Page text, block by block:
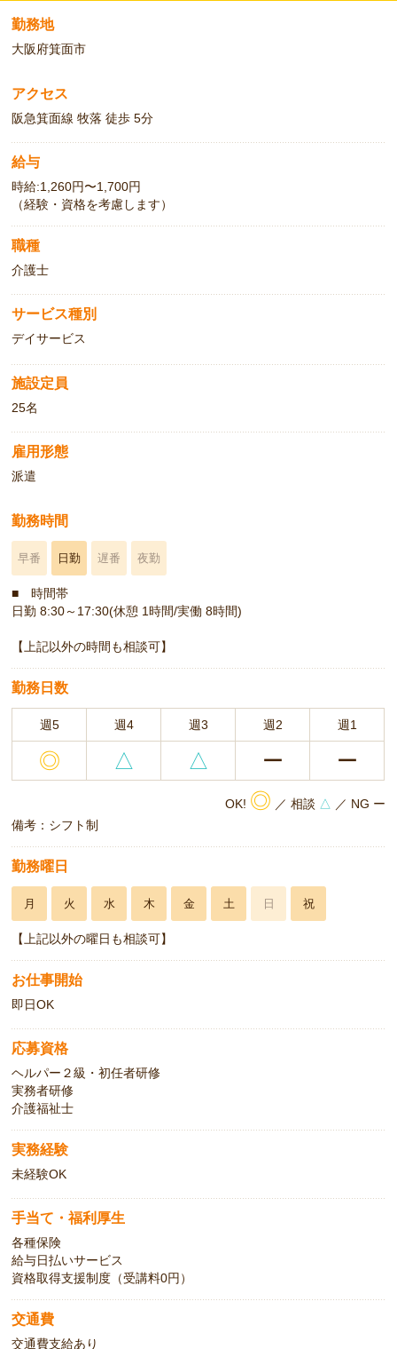
勤務地
大阪府箕面市
アクセス
阪急箕面線 牧落 徒歩 5分
給与
時給:1,260円〜1,700円
（経験・資格を考慮します）
職種
介護士
サービス種別
デイサービス
施設定員
25名
雇用形態
派遣
勤務時間
早番 日勤 遅番 夜勤
■ 時間帯
日勤 8:30～17:30(休憩 1時間/実働 8時間)
【上記以外の時間も相談可】
勤務日数
週5 週4 週3 週2 週1
◎ △ △ ー ー
OK! ◎ ／ 相談 △ ／ NG ー
備考：シフト制
勤務曜日
月 火 水 木 金 土 日 祝
【上記以外の曜日も相談可】
お仕事開始
即日OK
応募資格
ヘルパー２級・初任者研修
実務者研修
介護福祉士
実務経験
未経験OK
手当て・福利厚生
各種保険
給与日払いサービス
資格取得支援制度（受講料0円）
交通費
交通費支給あり